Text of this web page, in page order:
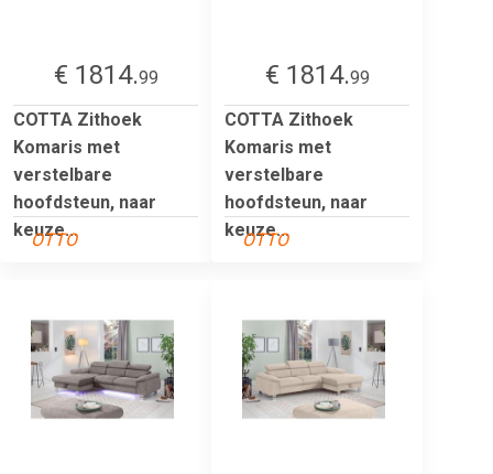
€ 1814.99
COTTA Zithoek
Komaris met
verstelbare
hoofdsteun, naar
keuze...
OTTO
€ 1814.99
COTTA Zithoek
Komaris met
verstelbare
hoofdsteun, naar
keuze...
OTTO